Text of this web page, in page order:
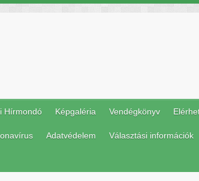
Hírmondó Képgaléria Vendégkönyv
Adatvédelem Választási információk